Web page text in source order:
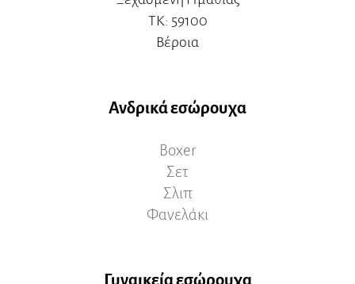
ΤΚ: 59100
Βέροια
Ανδρικά εσώρουχα
Boxer
Σετ
Σλιπ
Φανελάκι
Γυναικεία εσώρουχα